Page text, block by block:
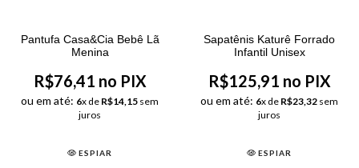
Pantufa Casa&Cia Bebê Lã
Menina
R$76,41 no PIX
ou em até: 6x de R$14,15 sem
juros
ESPIAR
Sapatênis Katurê Forrado
Infantil Unisex
R$125,91 no PIX
ou em até: 6x de R$23,32 sem
juros
ESPIAR